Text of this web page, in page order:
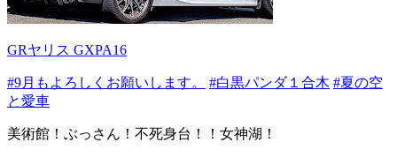
GRヤリス GXPA16
#9月もよろしくお願いします。 #白黒パンダ１合木 #夏の空
と愛車
美術館！ぶっさん！不死身台！！女神湖！